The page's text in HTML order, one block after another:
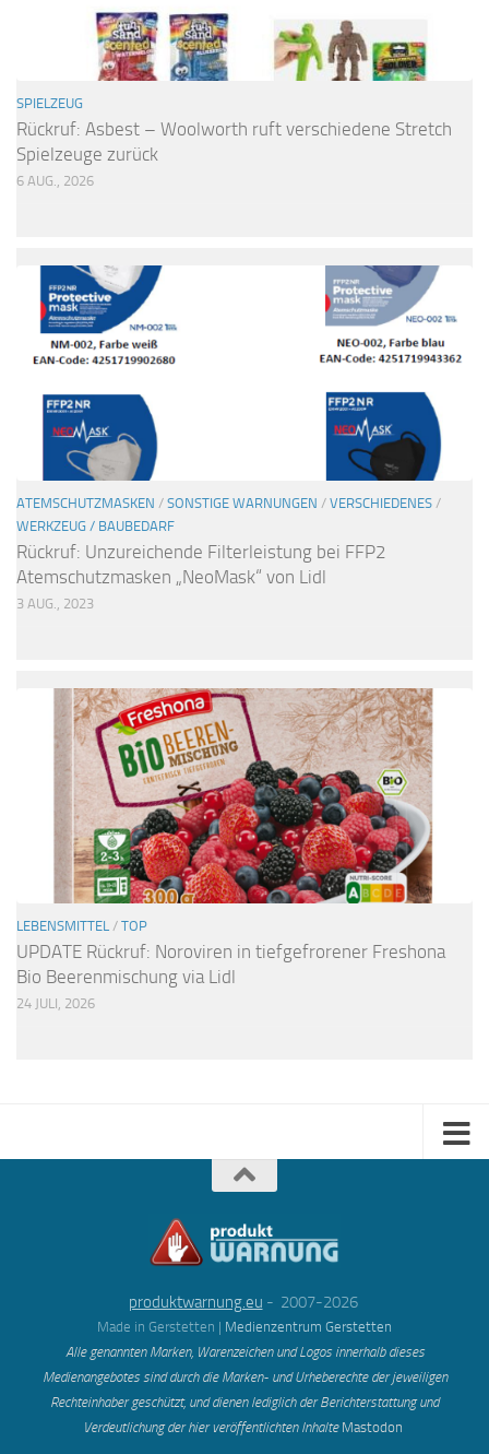
SPIELZEUG
Rückruf: Asbest – Woolworth ruft verschiedene Stretch
Spielzeuge zurück
6 AUG., 2026
ATEMSCHUTZMASKEN / SONSTIGE WARNUNGEN / VERSCHIEDENES /
WERKZEUG / BAUBEDARF
Rückruf: Unzureichende Filterleistung bei FFP2
Atemschutzmasken „NeoMask“ von Lidl
3 AUG., 2023
LEBENSMITTEL / TOP
UPDATE Rückruf: Noroviren in tiefgefrorener Freshona
Bio Beerenmischung via Lidl
24 JULI, 2026
produktwarnung.eu - 2007-2026
Made in Gerstetten | Medienzentrum Gerstetten
Alle genannten Marken, Warenzeichen und Logos innerhalb dieses
Medienangebotes sind durch die Marken- und Urheberechte der jeweiligen
Rechteinhaber geschützt, und dienen lediglich der Berichterstattung und
Verdeutlichung der hier veröffentlichten Inhalte Mastodon